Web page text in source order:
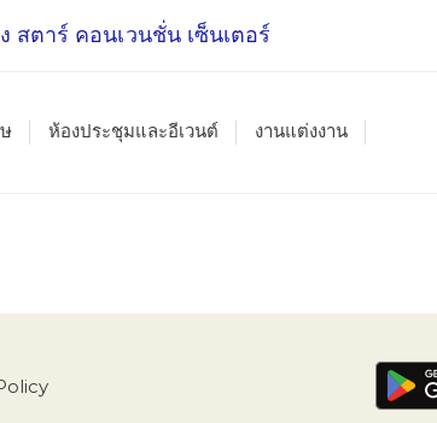
สตาร์ คอนเวนชั่น เซ็นเตอร์
ห้องประชุมและอีเวนต์ งานแต่งงาน